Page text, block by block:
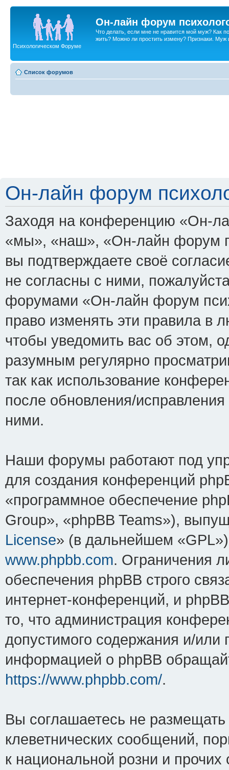
Он-лайн форум
Что делать, если мне не нравится мой муж? Как
жить? Можно ли простить измену? Признаки. Муж
Психологическом Форуме
Список форумов
Он-лайн форум
Заходя на конференцию «Он-
«мы», «наш», «Он-лайн форум
вы подтверждаете своё
не согласны с ними,
форумами «Он-лайн форум
право изменять эти правила в
чтобы уведомить вас об этом,
разумным регулярно
так как использование
после обновления/
ними.
Наши форумы работают под
для создания конференций
«программное обеспечение
Group», «phpBB Teams»),
License» (в дальнейшем
www.phpbb.com. Ограничения
обеспечения phpBB строго
интернет-конференций, и
то, что администрация
допустимого содержания и/или
информацией о phpBB
https://www.phpbb.com/.
Вы соглашаетесь не
клеветнических сообщений,
к национальной розни и